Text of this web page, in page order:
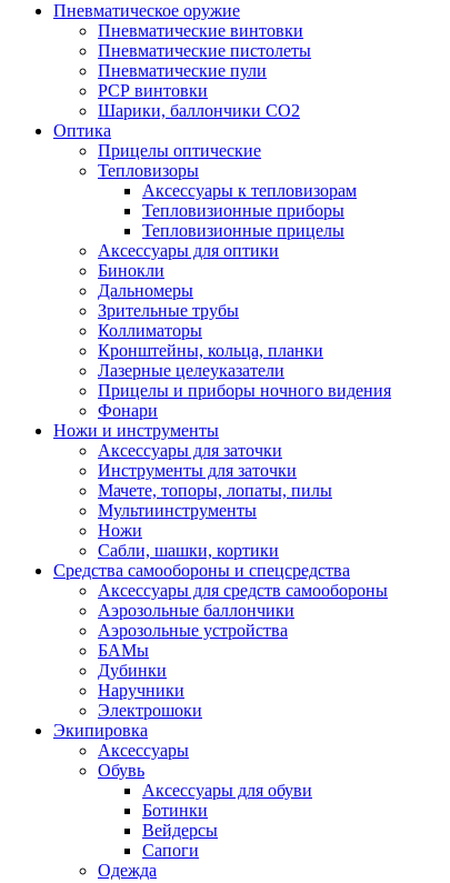
Пневматическое оружие
Пневматические винтовки
Пневматические пистолеты
Пневматические пули
РСР винтовки
Шарики, баллончики СО2
Оптика
Прицелы оптические
Тепловизоры
Аксессуары к тепловизорам
Тепловизионные приборы
Тепловизионные прицелы
Аксессуары для оптики
Бинокли
Дальномеры
Зрительные трубы
Коллиматоры
Кронштейны, кольца, планки
Лазерные целеуказатели
Прицелы и приборы ночного видения
Фонари
Ножи и инструменты
Аксессуары для заточки
Инструменты для заточки
Мачете, топоры, лопаты, пилы
Мультиинструменты
Ножи
Сабли, шашки, кортики
Средства самообороны и спецсредства
Аксессуары для средств самообороны
Аэрозольные баллончики
Аэрозольные устройства
БАМы
Дубинки
Наручники
Электрошоки
Экипировка
Аксессуары
Обувь
Аксессуары для обуви
Ботинки
Вейдерсы
Сапоги
Одежда